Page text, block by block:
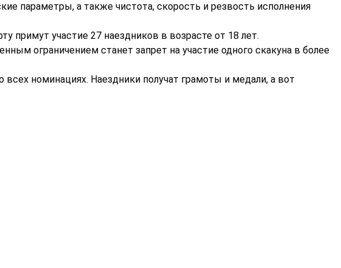
параметры, а также чистота, скорость и резвость исполнения
примут участие 27 наездников в возрасте от 18 лет.
ограничением станет запрет на участие одного скакуна в более
номинациях. Наездники получат грамоты и медали, а вот